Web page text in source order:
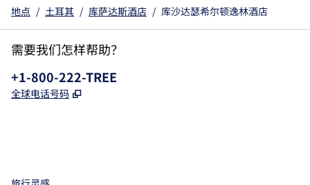
地点 / 土耳其 / 库萨达斯酒店 / 库沙达瑟希尔顿逸林酒店
需要我们怎样帮助？
电话:
+1-800-222-TREE
全球电话号码 ,